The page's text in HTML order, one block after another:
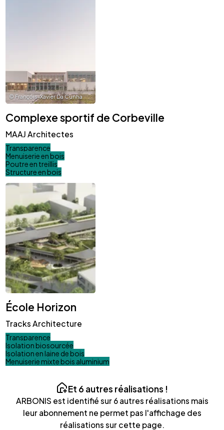
© François-Xavier Da Cunha
Complexe sportif de Corbeville
MAAJ Architectes
Transparence
Menuiserie en bois
Poutre en treillis
Structure en bois
École Horizon
Tracks Architecture
Transparence
Isolation biosourcée
Isolation en laine de bois
Menuiserie mixte bois aluminium
Et 6 autres réalisations !
ARBONIS est identifié sur 6autres réalisations mais
leur abonnement ne permet pas l'affichage des
réalisations sur cette page.